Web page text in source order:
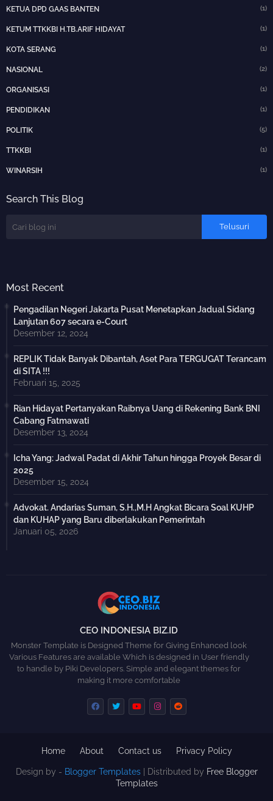
KETUA DPD GAAS BANTEN (1)
KETUM TTKKBI H.TB.ARIF HIDAYAT (1)
KOTA SERANG (1)
NASIONAL (2)
ORGANISASI (1)
PENDIDIKAN (1)
POLITIK (5)
TTKKBI (1)
WINARSIH (1)
Search This Blog
Most Recent
Pengadilan Negeri Jakarta Pusat Menetapkan Jadual Sidang
Lanjutan 607 secara e-Court
Desember 12, 2024
REPLIK Tidak Banyak Dibantah, Aset Para TERGUGAT Terancam
di SITA !!!
Februari 15, 2025
Rian Hidayat Pertanyakan Raibnya Uang di Rekening Bank BNI
Cabang Fatmawati
Desember 13, 2024
Icha Yang: Jadwal Padat di Akhir Tahun hingga Proyek Besar di
2025
Desember 15, 2024
Advokat. Andarias Suman, S.H.,M.H Angkat Bicara Soal KUHP
dan KUHAP yang Baru diberlakukan Pemerintah
Januari 05, 2026
CEO INDONESIA BIZ.ID
Monster Template is Designed Theme for Giving Enhanced look
Various Features are available Which is designed in User friendly
to handle by Piki Developers. Simple and elegant themes for
making it more comfortable
Design by - Blogger Templates | Distributed by Free Blogger
Templates
Home About Contact us Privacy Policy